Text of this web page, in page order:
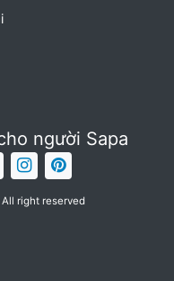
right reserved